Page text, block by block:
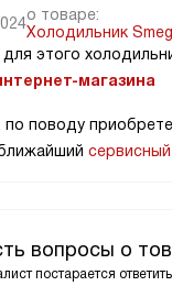
вопросы о
постарается
о товаре:
Холодильник
для этого
магазина
по поводу